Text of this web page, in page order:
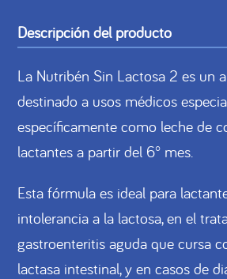
Descripción del producto
La Nutribén Sin Lactosa 2 es un
destinado a usos médicos
específicamente como leche de
lactantes a partir del 6° mes.
Esta fórmula es ideal para
intolerancia a la lactosa, en el
gastroenteritis aguda que cursa
lactasa intestinal, y en casos de